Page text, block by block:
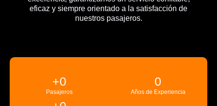
eficaz y siempre orientado a la satisfacción de
nuestros pasajeros.
Pasajeros
+0
Años de Experiencia
0